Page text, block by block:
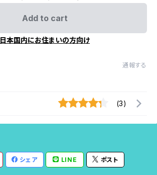
Add to cart
日本国内にお住まいの方向け
通報する
(3)
シェア LINE ポスト